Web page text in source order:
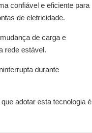
confiável e eficiente para
de eletricidade.
de carga e
rede estável.
durante
adotar esta tecnologia é